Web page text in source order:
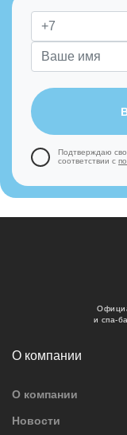
Подтверждаю
соответствии с
и спа-
О компании
О компании
Новости